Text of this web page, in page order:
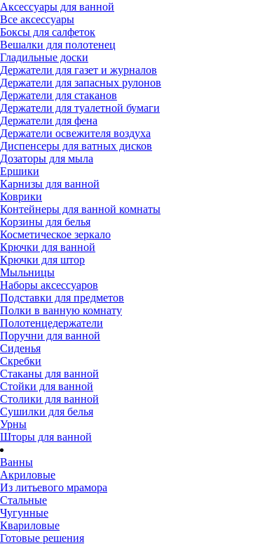
Аксессуары для ванной
Все аксессуары
Боксы для салфеток
Вешалки для полотенец
Гладильные доски
Держатели для газет и журналов
Держатели для запасных рулонов
Держатели для стаканов
Держатели для туалетной бумаги
Держатели для фена
Держатели освежителя воздуха
Диспенсеры для ватных дисков
Дозаторы для мыла
Ершики
Карнизы для ванной
Коврики
Контейнеры для ванной комнаты
Корзины для белья
Косметическое зеркало
Крючки для ванной
Крючки для штор
Мыльницы
Наборы аксессуаров
Подставки для предметов
Полки в ванную комнату
Полотенцедержатели
Поручни для ванной
Сиденья
Скребки
Стаканы для ванной
Стойки для ванной
Столики для ванной
Сушилки для белья
Урны
Шторы для ванной
Ванны
Акриловые
Из литьевого мрамора
Стальные
Чугунные
Квариловые
Готовые решения